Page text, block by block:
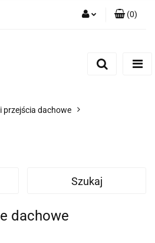
(0)
przejścia dachowe
Szukaj
dachowe